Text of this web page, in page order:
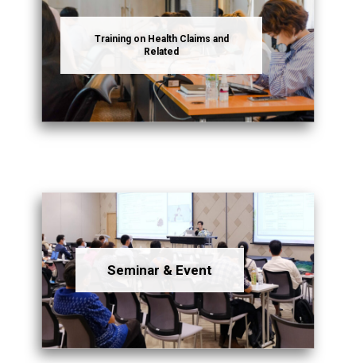
Training on Health Claims and
Related
Seminar & Event